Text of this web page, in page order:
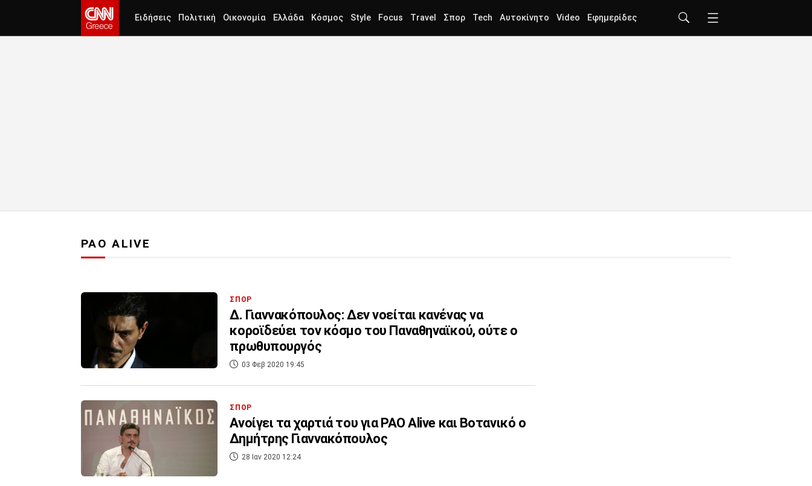
Ειδήσεις Πολιτική Οικονομία Ελλάδα Κόσμος Style Focus Travel Σπορ Tech Αυτοκίνητο Video Εφημερίδες
PAO ALIVE
ΣΠΟΡ
Δ. Γιαννακόπουλος: Δεν νοείται κανένας να
κοροϊδεύει τον κόσμο του Παναθηναϊκού, ούτε ο
πρωθυπουργός
03 Φεβ 2020 19:45
ΣΠΟΡ
Ανοίγει τα χαρτιά του για PAO Alive και Βοτανικό ο
Δημήτρης Γιαννακόπουλος
28 Ιαν 2020 12:24